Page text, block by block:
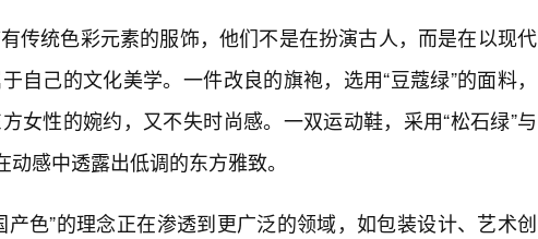
传统色彩元素的服饰，他们不是在扮演古人，而是在以现代
自己的文化美学。一件改良的旗袍，选用“豆蔻绿”的面料，
女性的婉约，又不失时尚感。一双运动鞋，采用“松石绿”与
动感中透露出低调的东方雅致。
产色”的理念正在渗透到更广泛的领域，如包装设计、艺术创